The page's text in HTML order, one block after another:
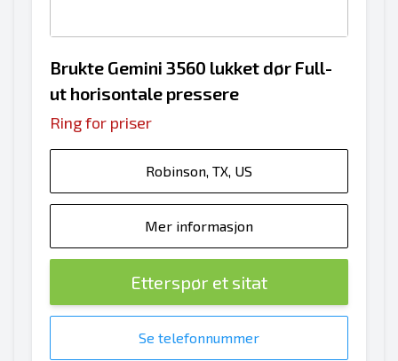
Brukte Gemini 3560 lukket dør Full-
ut horisontale pressere
Ring for priser
Robinson, TX, US
Mer informasjon
Etterspør et sitat
Se telefonnummer